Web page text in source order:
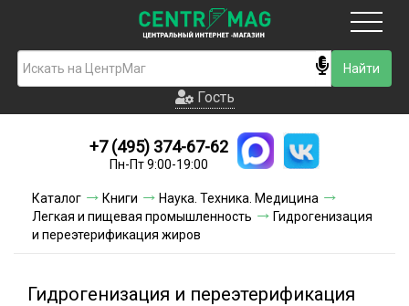
Гость
Новинки
Условия доставки
Условия оплаты
Гость
+7 (495) 374-67-62
Пн-Пт 9:00-19:00
Каталог Книги
Наука. Техника. Медицина
Легкая и пищевая промышленность
Гидрогенизация
и переэтерификация жиров
Гидрогенизация и переэтерификация